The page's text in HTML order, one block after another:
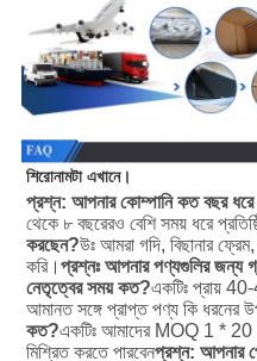
শিরোনামটা এখানে।
প্রশ্ন: আপনার কোম্পানি কত বছর ধরে
থেকে ৮ বছরেরও বেশি সময় ধরে
করছেন?উঃ আমরা গদি, বিছানার
করি। প্রশ্নঃ আপনার পণ্যগুলির জন্য
নেতৃত্বের সময় কত?একটিঃ প্রায়
আমানত সঙ্গে প্রাপ্ত পণ্য কি ধরনের
কত?একটিঃ আমাদের MOQ 1 * 20
মিশ্রিত করতে পারবেনপ্রশ্ন: আপনার